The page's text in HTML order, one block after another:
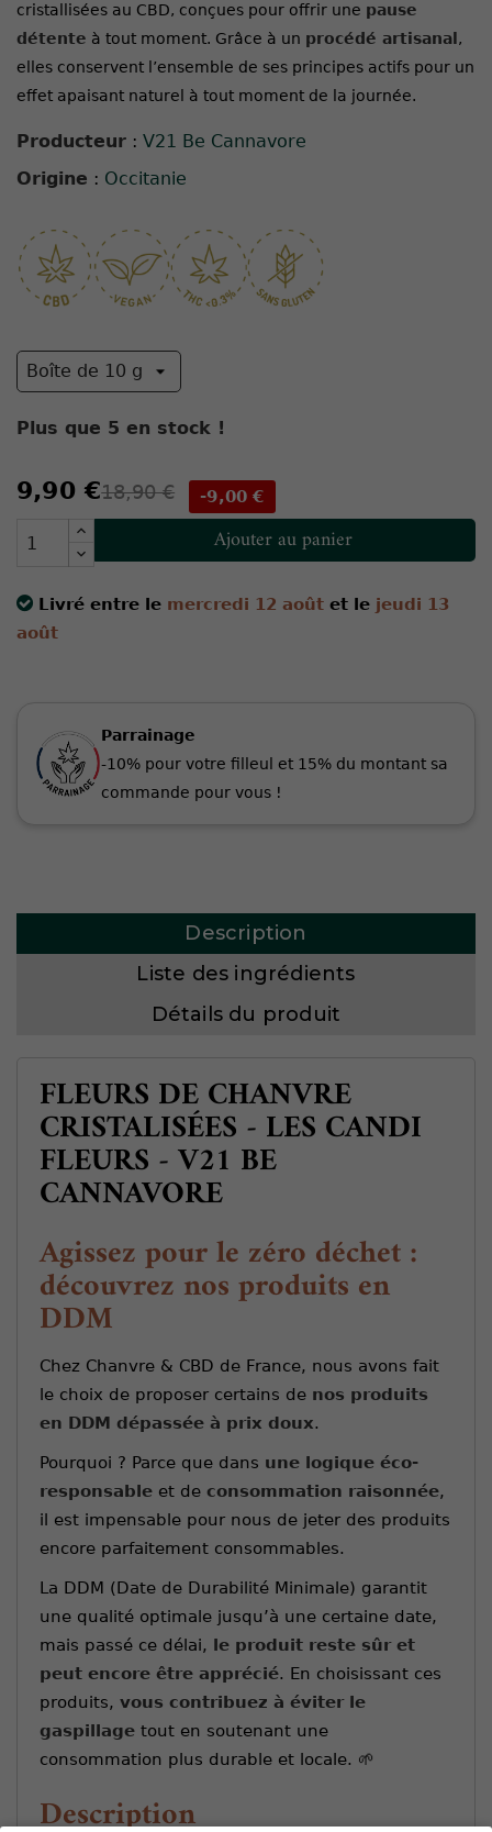
cristallisées au CBD, conçues pour offrir une pause
détente à tout moment. Grâce à un procédé artisanal ,
elles conservent l’ensemble de ses principes actifs pour un
effet apaisant naturel à tout moment de la journée.
Producteur : V21 Be Cannavore
Origine : Occitanie
Plus que 5 en stock !
9,90 €18,90 € -9,00 €
Ajouter au panier
Livré entre le mercredi 12 août et le jeudi 13
août
Parrainage
-10% pour votre filleul et 15% du montant sa
commande pour vous !
Description
Liste des ingrédients
Détails du produit
FLEURS DE CHANVRE
CRISTALISÉES - LES CANDI
FLEURS - V21 BE
CANNAVORE
Agissez pour le zéro déchet :
découvrez nos produits en
DDM
Chez Chanvre & CBD de France, nous avons fait
le choix de proposer certains de nos produits
en DDM dépassée à prix doux.
Pourquoi ? Parce que dans une logique éco-
responsable et de consommation raisonnée,
il est impensable pour nous de jeter des produits
encore parfaitement consommables.
La DDM (Date de Durabilité Minimale) garantit
une qualité optimale jusqu’à une certaine date,
mais passé ce délai, le produit reste sûr et
peut encore être apprécié. En choisissant ces
produits, vous contribuez à éviter le
gaspillage tout en soutenant une
consommation plus durable et locale. 🌱
Description